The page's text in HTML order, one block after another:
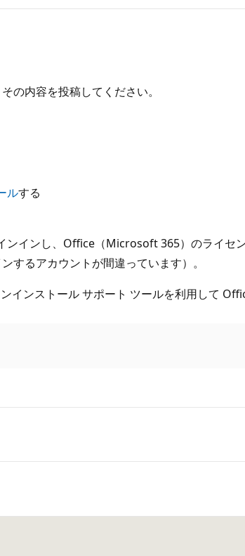
の内容を投稿してください。
ルする
ンインし、Office（Microsoft 365）のライセ
するアカウントが間違っています）。
インストール サポート ツールを利用して